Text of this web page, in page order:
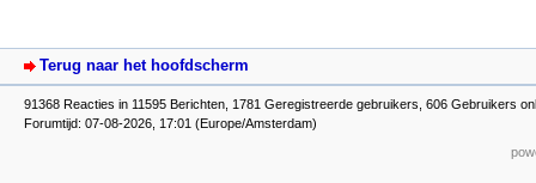
Terug naar het hoofdscherm
91368 Reacties in 11595 Berichten, 1781 Geregistreerde gebruikers, 606 Gebruikers
Forumtijd: 07-08-2026, 17:01 (Europe/Amsterdam)